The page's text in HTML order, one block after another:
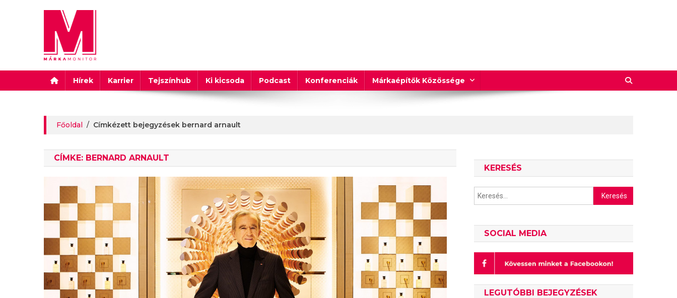
Márkamonitor
Hírek Karrier Tejszínhub Ki kicsoda Podcast Konferenciák Márkaépítők Közössége
Főoldal / Címkézett bejegyzések bernard arnault
CÍMKE: BERNARD ARNAULT
KERESÉS
Keresés:
SOCIAL MEDIA
LEGUTÓBBI BEJEGYZÉSEK